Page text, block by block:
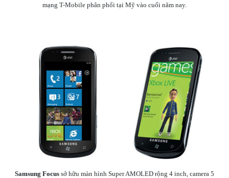
mạng T-Mobile phân phối tại Mỹ vào cuối năm nay.
Samsung Focus sở hữu màn hình Super AMOLED rộng 4 inch, camera 5